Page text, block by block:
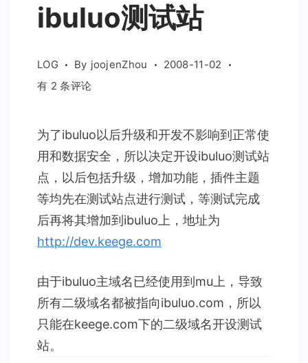
ibuluo测试站
LOG By joojenZhou
2008-11-02
ibuluo
站
有 2 条评论
为了ibuluo以后升级和开发不影响到正常使
用和数据安全，所以决定开设ibuluo测试站
点，以后包括升级，增加功能，插件主题
等均先在测试站点进行测试，等测试完成
后再将其增加到ibuluo上，地址为
http://dev.keege.com
由于ibuluo主域名已经使用到mu上，导致
所有二级域名都被指向ibuluo.com，所以
只能在keege.com下的二级域名开设测试
站。